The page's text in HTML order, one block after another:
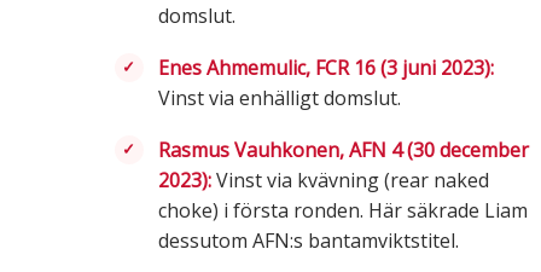
domslut.
Enes Ahmemulic, FCR 16 (3 juni 2023):
Vinst via enhälligt domslut.
Rasmus Vauhkonen, AFN 4 (30 december
2023):Vinst via kvävning (rear naked
choke) i första ronden. Här säkrade Liam
dessutom AFN:s bantamviktstitel.